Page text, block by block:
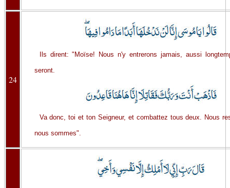
24
Ils dirent: "Moïse! Nous n'y entrerons jamais, aussi
seront.
Va donc, toi et ton Seigneur, et combattez tous deux. Nous
nous sommes".